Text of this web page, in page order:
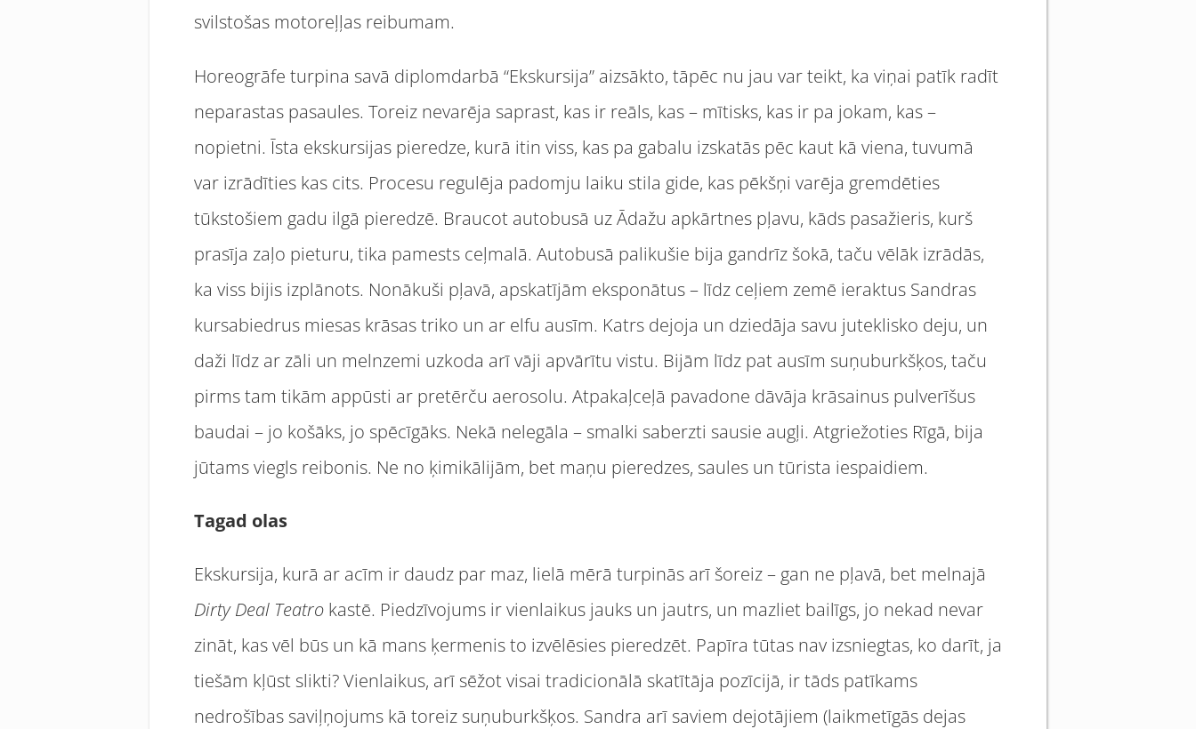
svilstošas motoreļļas reibumam.
Horeogrāfe turpina savā diplomdarbā “Ekskursija” aizsākto, tāpēc nu jau var teikt, ka viņai patīk radīt
neparastas pasaules. Toreiz nevarēja saprast, kas ir reāls, kas – mītisks, kas ir pa jokam, kas –
nopietni. Īsta ekskursijas pieredze, kurā itin viss, kas pa gabalu izskatās pēc kaut kā viena, tuvumā
var izrādīties kas cits. Procesu regulēja padomju laiku stila gide, kas pēkšņi varēja gremdēties
tūkstošiem gadu ilgā pieredzē. Braucot autobusā uz Ādažu apkārtnes pļavu, kāds pasažieris, kurš
prasīja zaļo pieturu, tika pamests ceļmalā. Autobusā palikušie bija gandrīz šokā, taču vēlāk izrādās,
ka viss bijis izplānots. Nonākuši pļavā, apskatījām eksponātus – līdz ceļiem zemē ieraktus Sandras
kursabiedrus miesas krāsas triko un ar elfu ausīm. Katrs dejoja un dziedāja savu juteklisko deju, un
daži līdz ar zāli un melnzemi uzkoda arī vāji apvārītu vistu. Bijām līdz pat ausīm suņuburkšķos, taču
pirms tam tikām appūsti ar pretērču aerosolu. Atpakaļceļā pavadone dāvāja krāsainus pulverīšus
baudai – jo košāks, jo spēcīgāks. Nekā nelegāla – smalki saberzti sausie augļi. Atgriežoties Rīgā, bija
jūtams viegls reibonis. Ne no ķimikālijām, bet maņu pieredzes, saules un tūrista iespaidiem.
Tagad olas
Ekskursija, kurā ar acīm ir daudz par maz, lielā mērā turpinās arī šoreiz – gan ne pļavā, bet melnajā
Dirty Deal Teatro kastē. Piedzīvojums ir vienlaikus jauks un jautrs, un mazliet bailīgs, jo nekad nevar
zināt, kas vēl būs un kā mans ķermenis to izvēlēsies pieredzēt. Papīra tūtas nav izsniegtas, ko darīt, ja
tiešām kļūst slikti? Vienlaikus, arī sēžot visai tradicionālā skatītāja pozīcijā, ir tāds patīkams
nedrošības saviļņojums kā toreiz suņuburkšķos. Sandra arī saviem dejotājiem (laikmetīgās dejas